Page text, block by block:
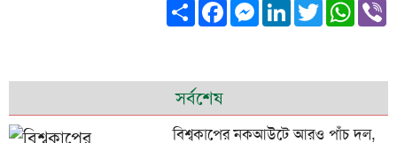
ShareFacebook
Messenger
LinkedIn
Twitter
সর্বশেষ
বিশ্বকাপের নকআউটে আরও পাঁচ দল,